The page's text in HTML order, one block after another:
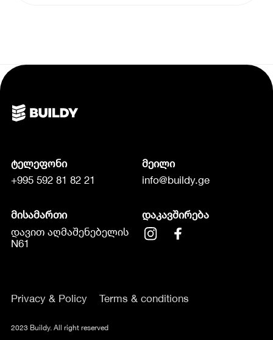
ტელეფონი
+995 592 81 82 21
მეილი
info@buildy.ge
მისამართი
დავით აღმაშენებელის
N61
დაკავშირება
Privacy & Policy Terms & conditions
2023 Buildy. All right reserved